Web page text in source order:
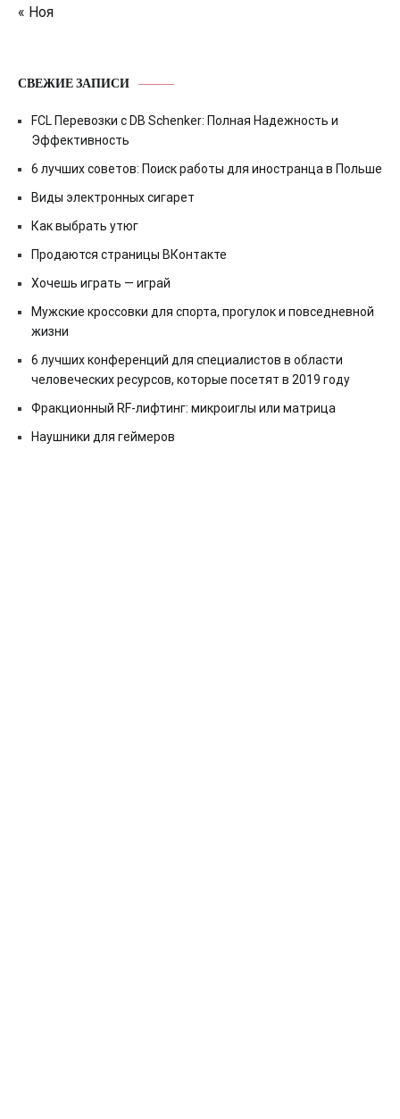
« Ноя
СВЕЖИЕ ЗАПИСИ
FCL Перевозки с DB Schenker: Полная Надежность и
Эффективность
6 лучших советов: Поиск работы для иностранца в Польше
Виды электронных сигарет
Как выбрать утюг
Продаются страницы ВКонтакте
Хочешь играть — играй
Мужские кроссовки для спорта, прогулок и повседневной
жизни
6 лучших конференций для специалистов в области
человеческих ресурсов, которые посетят в 2019 году
Фракционный RF-лифтинг: микроиглы или матрица
Наушники для геймеров